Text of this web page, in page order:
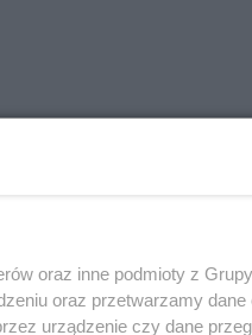
oraz inne podmioty z
oraz przetwarzamy
urządzenie czy dane